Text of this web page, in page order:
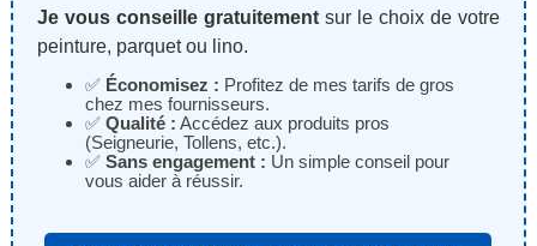
Je vous conseille gratuitementsur le choix de votre
peinture, parquet ou lino.
✅ Économisez : Profitez de mes tarifs de gros
chez mes fournisseurs.
✅ Qualité : Accédez aux produits pros
(Seigneurie, Tollens, etc.).
✅ Sans engagement : Un simple conseil pour
vous aider à réussir.